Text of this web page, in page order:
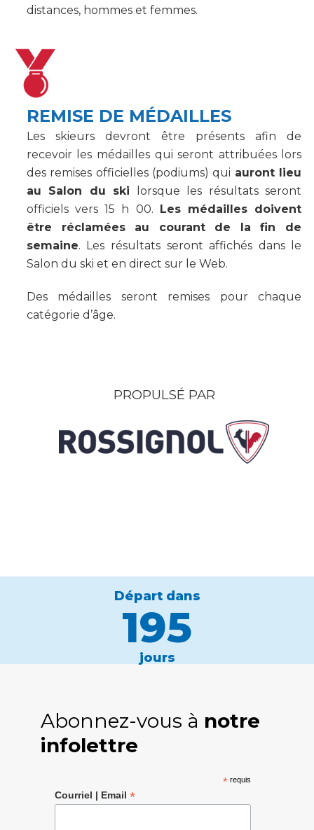
distances, hommes et femmes.
REMISE DE MÉDAILLES
Les skieurs devront être présents afin de
recevoir les médailles qui seront attribuées lors
des remises officielles (podiums) qui auront lieu
au Salon du ski
lorsque les résultats seront
officiels vers 15 h 00.
Les médailles doivent
être réclamées au courant de la fin de
semaine. Les résultats seront affichés dans le
Salon du ski et en direct sur le Web.
Des médailles seront remises pour chaque
catégorie d’âge.
PROPULSÉ PAR
Départ dans
195
jours
Abonnez-vous à notre
infolettre
* requis
Courriel | Email *